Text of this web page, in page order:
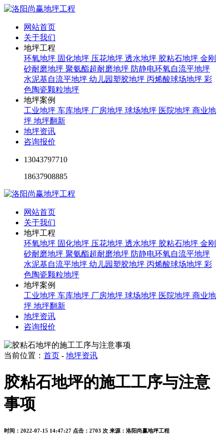
网站首页
关于我们
地坪工程
环氧地坪 固化地坪 压花地坪 透水地坪 胶粘石地坪 金刚
砂耐磨地坪 聚氨酯超耐磨地坪 防静电环氧自流平地坪
水泥基自流平地坪 幼儿园塑胶地坪 丙烯酸球场地坪 彩
色陶瓷颗粒地坪
地坪案例
工业地坪 车库地坪 厂房地坪 球场地坪 医院地坪 商业地
坪 地坪翻新
地坪资讯
咨询报价
13043797710
18637908885
网站首页
关于我们
地坪工程
环氧地坪 固化地坪 压花地坪 透水地坪 胶粘石地坪 金刚
砂耐磨地坪 聚氨酯超耐磨地坪 防静电环氧自流平地坪
水泥基自流平地坪 幼儿园塑胶地坪 丙烯酸球场地坪 彩
色陶瓷颗粒地坪
地坪案例
工业地坪 车库地坪 厂房地坪 球场地坪 医院地坪 商业地
坪 地坪翻新
地坪资讯
咨询报价
当前位置： 首页 - 地坪资讯
胶粘石地坪的施工工序与注意
事项
时间：2022-07-15 14:47:27 点击：2703 次 来源：洛阳尚赢地坪工程